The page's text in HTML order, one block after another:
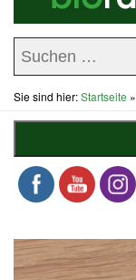
Sie sind hier:Startseite »